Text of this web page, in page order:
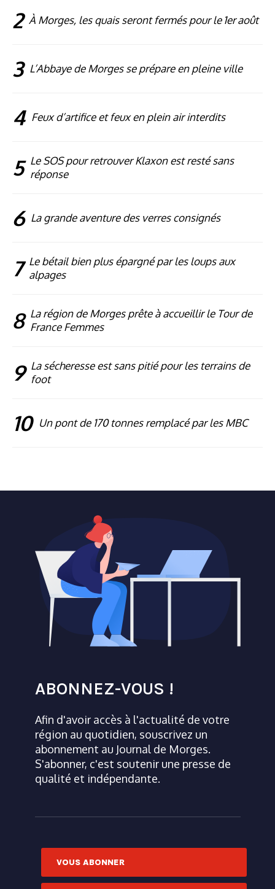
2 À Morges, les quais seront fermés pour le 1er août
3 L’Abbaye de Morges se prépare en pleine ville
4 Feux d’artifice et feux en plein air interdits
5 Le SOS pour retrouver Klaxon est resté sans
réponse
6 La grande aventure des verres consignés
7 Le bétail bien plus épargné par les loups aux
alpages
8 La région de Morges prête à accueillir le Tour de
France Femmes
9 La sécheresse est sans pitié pour les terrains de
foot
10 Un pont de 170 tonnes remplacé par les MBC
ABONNEZ-VOUS !
Afin d'avoir accès à l'actualité de votre
région au quotidien, souscrivez un
abonnement au Journal de Morges.
S'abonner, c'est soutenir une presse de
qualité et indépendante.
VOUS ABONNER